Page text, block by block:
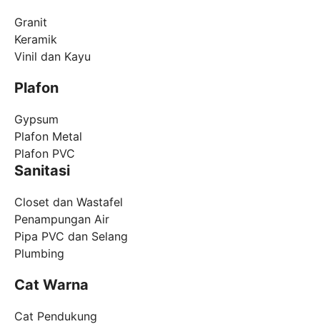
Granit
Keramik
Vinil dan Kayu
Plafon
Gypsum
Plafon Metal
Plafon PVC
Sanitasi
Closet dan Wastafel
Penampungan Air
Pipa PVC dan Selang
Plumbing
Cat Warna
Cat Pendukung